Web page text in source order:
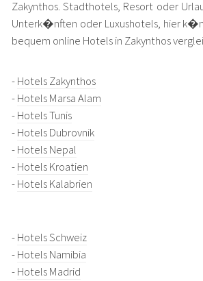
Zakynthos. Stadthotels, Resort oder
Unterk�nften oder Luxushotels, hier
bequem online Hotels in Zakynthos
-Hotels Zakynthos
-Hotels Marsa Alam
-Hotels Tunis
-Hotels Dubrovnik
-Hotels Nepal
-Hotels Kroatien
-Hotels Kalabrien
-Hotels Schweiz
-Hotels Namibia
-Hotels Madrid